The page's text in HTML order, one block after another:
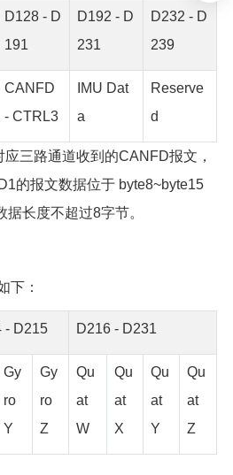
D128 - D
191
D192 - D
231
D232 - D
239
CANFD
- CTRL3
IMU Dat
a
Reserve
d
三路通道收到的CANFD报文，
的报文数据位于 byte8~byte15
长度不超过8字节。
下：
- D215 D216 - D231
Gy
ro
Y
Gy
ro
Z
Qu
at
W
Qu
at
X
Qu
at
Y
Qu
at
Z